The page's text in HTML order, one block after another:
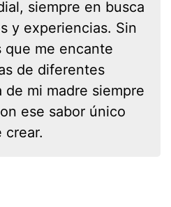
siempre en busca
y experiencias. Sin
que me encante
de diferentes
mi madre siempre
ese sabor único
crear.